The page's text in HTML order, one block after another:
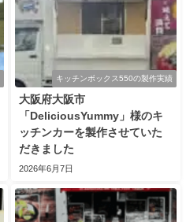
キッチンボックス550の製作実績
大阪府大阪市
「DeliciousYummy」様のキ
ッチンカーを製作させていた
だきました
2026年6月7日